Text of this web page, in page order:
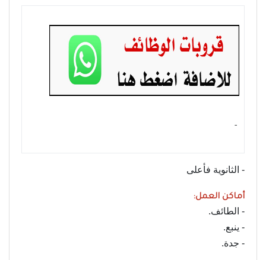
- ‏
- الثانوية فأعلى
أماكن العمل:
- الطائف.
- ينبع.
- جدة.